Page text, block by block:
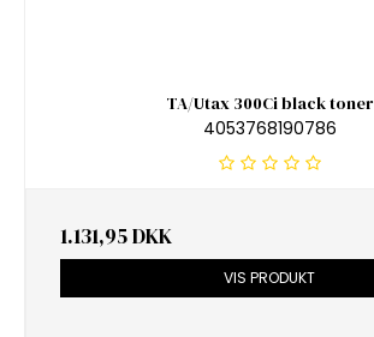
TA/Utax 300Ci black toner
4053768190786
1.131,95 DKK
VIS PRODUKT